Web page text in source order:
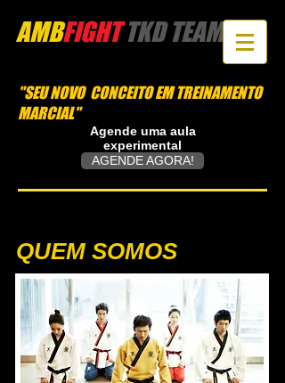
AMBFIGHT​ TKD TEAM
"SEU NOVO CONCEITO EM TREINAMENTO
MARCIAL"
Agende uma aula
experimental
AGENDE AGORA!
QUEM SOMOS